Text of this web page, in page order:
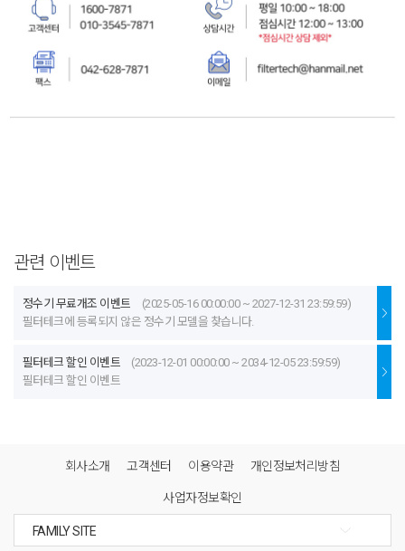
관련 이벤트
정수기 무료개조 이벤트
(2025-05-16 00:00:00 ~ 2027-12-31 23:59:59)
필터테크에 등록되지 않은 정수기 모델을 찾습니다.
필터테크 할인 이벤트
(2023-12-01 00:00:00 ~ 2034-12-05 23:59:59)
필터테크 할인 이벤트
회사소개 고객센터 이용약관 개인정보처리방침
사업자정보확인